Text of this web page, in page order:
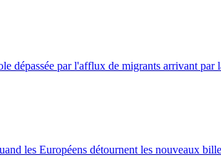
dépassée par l'afflux de migrants arrivant par
les Européens détournent les nouveaux